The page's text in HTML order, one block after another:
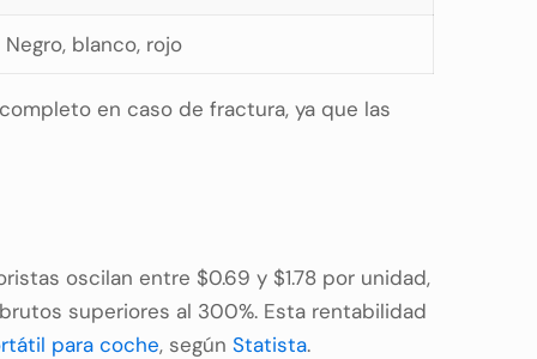
Negro, blanco, rojo
en caso de fractura, ya que las
oscilan entre $0.69 y $1.78 por unidad,
superiores al 300%. Esta rentabilidad
para coche, según Statista.